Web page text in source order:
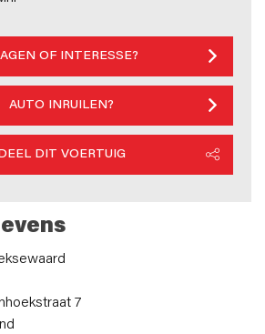
OF INTERESSE?
AUTO INRUILEN?
DEEL DIT VOERTUIG
7